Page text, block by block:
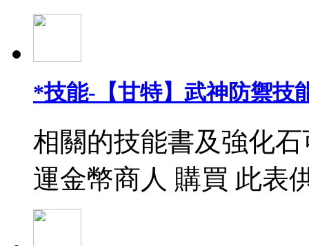
*技能-【甘特】武神防禦技
相關的技能書及強化
運金幣商人 購買 此表